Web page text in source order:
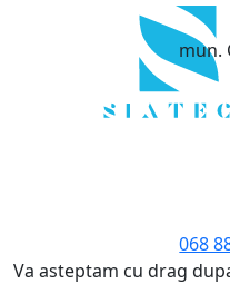
mun.
068
Va asteptam cu drag